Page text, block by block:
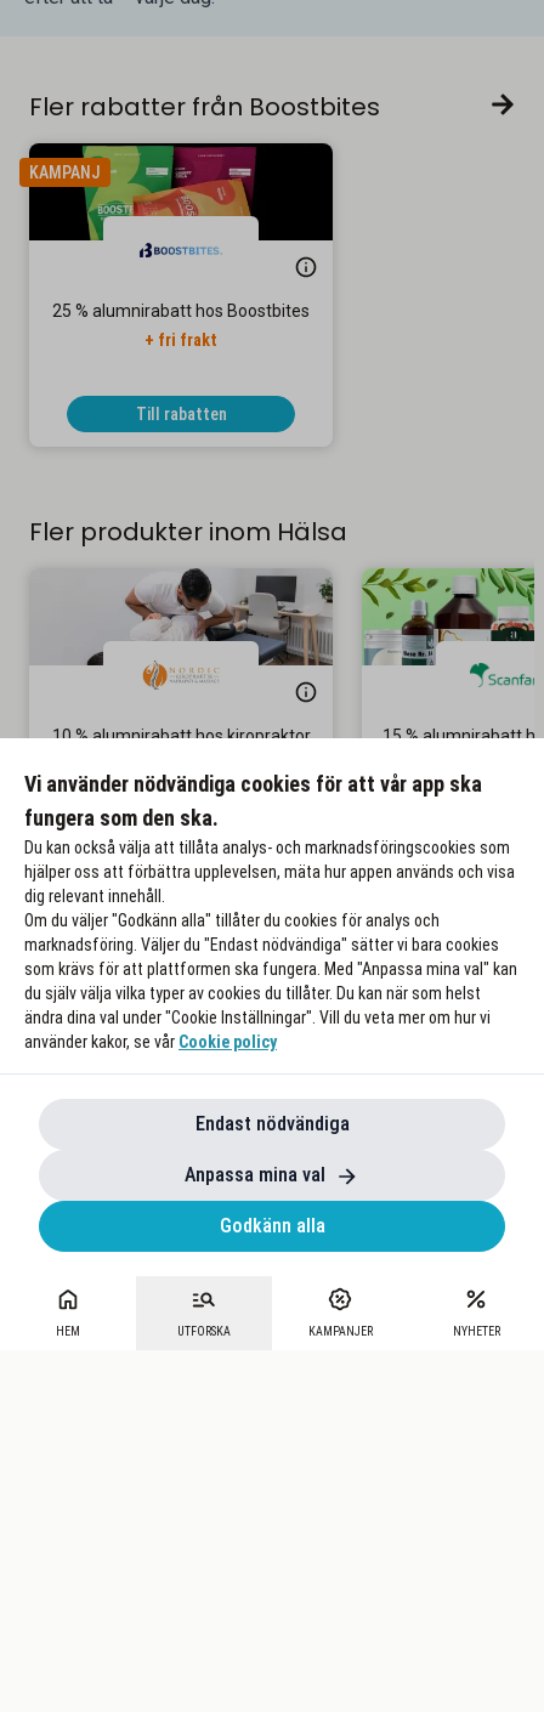
HEM UTFORSKA KAMPANJER NYHETER
Fler rabatter från Boostbites
KAMPANJ
25 % alumnirabatt hos Boostbites
+ fri frakt
Till rabatten
Fler produkter inom Hälsa
10 % alumnirabatt hos kiropraktor
Gäller återbesök
Till rabatten
15 % alumnirabatt
Vi använder nödvändiga cookies för att vår app ska
fungera som den ska.
Du kan också välja att tillåta analys- och marknadsföringscookies som
hjälper oss att förbättra upplevelsen, mäta hur appen används och visa
dig relevant innehåll.
Om du väljer "Godkänn alla" tillåter du cookies för analys och
marknadsföring. Väljer du "Endast nödvändiga" sätter vi bara cookies
som krävs för att plattformen ska fungera. Med "Anpassa mina val" kan
du själv välja vilka typer av cookies du tillåter. Du kan när som helst
ändra dina val under "Cookie Inställningar". Vill du veta mer om hur vi
använder kakor, se vår Cookie policy
Endast nödvändiga
Anpassa mina val
Godkänn alla